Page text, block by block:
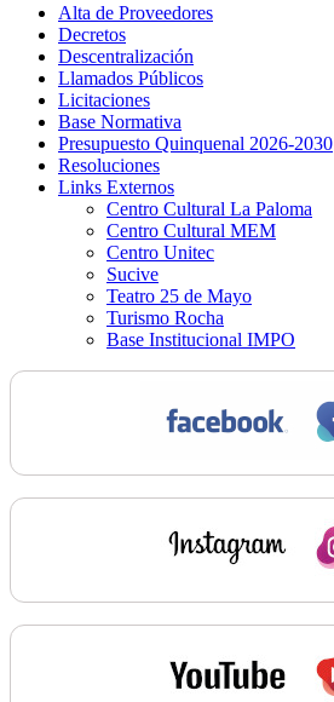
Alta de Proveedores
Decretos
Descentralización
Llamados Públicos
Licitaciones
Base Normativa
Presupuesto Quinquenal 2026-2030
Resoluciones
Links Externos
Centro Cultural La Paloma
Centro Cultural MEM
Centro Unitec
Sucive
Teatro 25 de Mayo
Turismo Rocha
Base Institucional IMPO